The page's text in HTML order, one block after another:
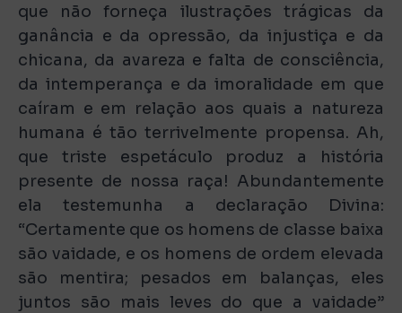
que não forneça ilustrações trágicas da
ganância e da opressão, da injustiça e da
chicana, da avareza e falta de consciência,
da intemperança e da imoralidade em que
caíram e em relação aos quais a natureza
humana é tão terrivelmente propensa. Ah,
que triste espetáculo produz a história
presente de nossa raça! Abundantemente
ela testemunha a declaração Divina:
“Certamente que os homens de classe baixa
são vaidade, e os homens de ordem elevada
são mentira; pesados em balanças, eles
juntos são mais leves do que a vaidade”